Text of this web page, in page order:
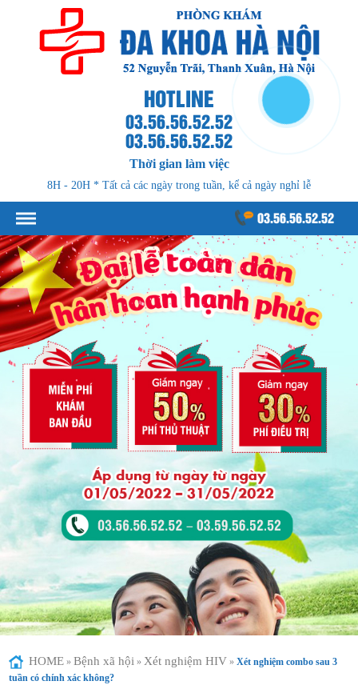
HOTLINE
03.56.56.52.52
03.56.56.52.52
Thời gian làm việc
8H - 20H * Tất cả các ngày trong tuần, kể cả ngày nghỉ lễ
03.56.56.52.52
HOME » Bệnh xã hội » Xét nghiệm HIV » Xét nghiệm combo sau 3
tuần có chính xác không?